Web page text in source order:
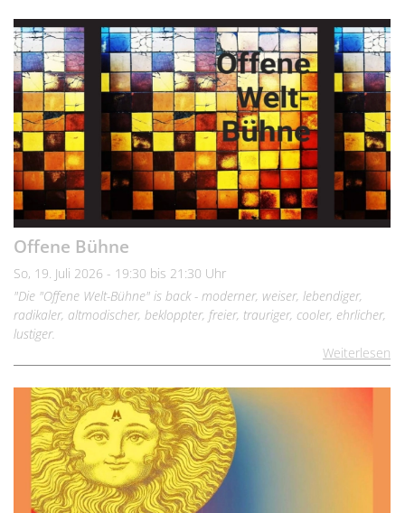
Offene Bühne
So, 19. Juli 2026 - 19:30 bis 21:30 Uhr
"Die "Offene Welt-Bühne" is back - moderner, weiser, lebendiger,
radikaler, altmodischer, bekloppter, freier, trauriger, cooler, ehrlicher,
lustiger.
Weiterlesen